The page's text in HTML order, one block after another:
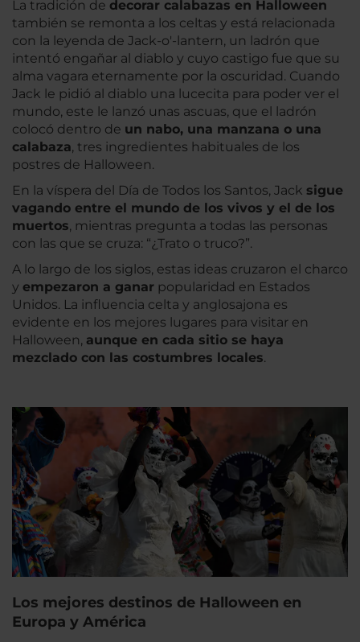
La tradición de decorar calabazas en Halloween
también se remonta a los celtas y está relacionada
con la leyenda de Jack-o'-lantern, un ladrón que
intentó engañar al diablo y cuyo castigo fue que su
alma vagara eternamente por la oscuridad. Cuando
Jack le pidió al diablo una lucecita para poder ver el
mundo, este le lanzó unas ascuas, que el ladrón
colocó dentro de un nabo, una manzana o una
calabaza, tres ingredientes habituales de los
postres de Halloween.
En la víspera del Día de Todos los Santos, Jack sigue
vagando entre el mundo de los vivos y el de los
muertos, mientras pregunta a todas las personas
con las que se cruza: “¿Trato o truco?”.
A lo largo de los siglos, estas ideas cruzaron el charco
y empezaron a ganar popularidad en Estados
Unidos. La influencia celta y anglosajona es
evidente en los mejores lugares para visitar en
Halloween, aunque en cada sitio se haya
mezclado con las costumbres locales.
Los mejores destinos de Halloween en
Europa y América